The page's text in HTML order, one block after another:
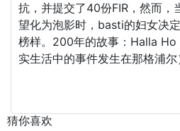
抗，并提交了40份FIR，然而，
望化为泡影时，basti的妇女决
榜样。200年的故事：Halla Ho
实生活中的事件发生在那格浦尔
猜你喜欢